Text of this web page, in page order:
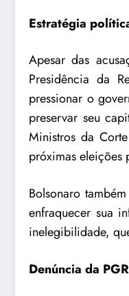
Estratégia
Apesar das
Presidência da
pressionar o
preservar seu
Ministros da
próximas eleições
Bolsonaro
enfraquecer sua
inelegibilidade,
Denúncia da